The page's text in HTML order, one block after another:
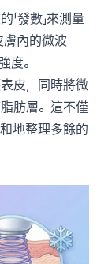
發數」來測量
膚內的微波
度。
皮，同時將微
肪層。這不僅
地整理多餘的